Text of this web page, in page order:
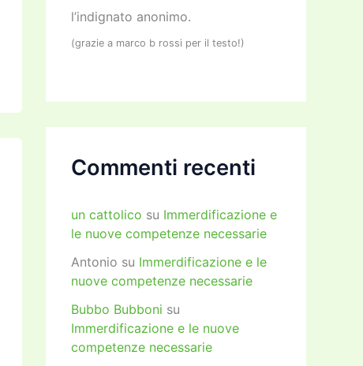
l’indignato anonimo.
(grazie a marco b rossi per il testo!)
Commenti recenti
un cattolico su Immerdificazione e
le nuove competenze necessarie
Antonio su Immerdificazione e le
nuove competenze necessarie
Bubbo Bubboni su
Immerdificazione e le nuove
competenze necessarie